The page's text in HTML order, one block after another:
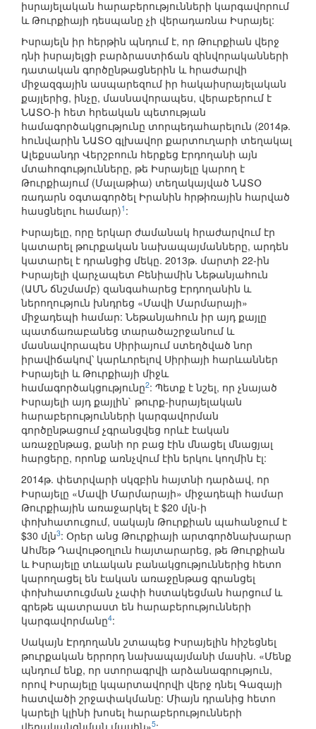
իսրայելական հարաբերությունների կարգավորում
և Թուրքիայի դեսպանը չի վերադառնա Իսրայել:
Իսրայելն իր հերթին պնդում է, որ Թուրքիան վերջ
դնի իսրայելցի բարձրաստիճան զինվորականների
դատական գործընթացներին և հրաժարվի
միջազգային ասպարեզում իր հակաիսրայելական
քայլերից, ինչը, մասնավորապես, վերաբերում է
ՆԱՏՕ-ի հետ հրեական պետության
համագործակցությունը տորպեդահարելուն (2014թ.
հունվարին ՆԱՏՕ գլխավոր քարտուղարի տեղակալ
Ալեքսանդր Վերշբոուն հերքեց Էրդողանի այն
մտահոգությունները, թե Իսրայելը կարող է
Թուրքիայում (Մալաթիա) տեղակայված ՆԱՏՕ
ռադարն օգտագործել Իրանին հրթիռային հարված
հասցնելու համար)1 :
Իսրայելը, որը երկար ժամանակ հրաժարվում էր
կատարել թուրքական նախապայմանները, արդեն
կատարել է դրանցից մեկը. 2013թ. մարտի 22-ին
Իսրայելի վարչապետ Բենիամին Նեթանյահուն
(ԱՄՆ ճնշմամբ) զանգահարեց Էրդողանին և
ներողություն խնդրեց «Մավի Մարմարայի»
միջադեպի համար: Նեթանյահուն իր այդ քայլը
պատճառաբանեց տարածաշրջանում և
մասնավորապես Սիրիայում ստեղծված նոր
իրավիճակով՝ կարևորելով Սիրիայի հարևաններ
Իսրայելի և Թուրքիայի միջև
համագործակցությունը2: Պետք է նշել, որ չնայած
Իսրայելի այդ քայլին` թուրք-իսրայելական
հարաբերությունների կարգավորման
գործընթացում չգրանցվեց որևէ էական
առաջընթաց, քանի որ բաց էին մնացել մնացյալ
հարցերը, որոնք առնչվում էին երկու կողմին էլ:
2014թ. փետրվարի սկզբին հայտնի դարձավ, որ
Իսրայելը «Մավի Մարմարայի» միջադեպի համար
Թուրքիային առաջարկել է $20 մլն-ի
փոխհատուցում, սակայն Թուրքիան պահանջում է
$30 մլն3: Օրեր անց Թուրքիայի արտգործնախարար
Ահմեթ Դավութօղլուն հայտարարեց, թե Թուրքիան
և Իսրայելը տևական բանակցություններից հետո
կարողացել են էական առաջընթաց գրանցել
փոխհատուցման չափի հստակեցման հարցում և
գրեթե պատրաստ են հարաբերությունների
կարգավորմանը4:
Սակայն Էրդողանն շտապեց Իսրայելին հիշեցնել
թուրքական երրորդ նախապայմանի մասին. «Մենք
պնդում ենք, որ ստորագրվի արձանագրություն,
որով Իսրայելը կպարտավորվի վերջ դնել Գազայի
հատվածի շրջափակմանը: Միայն դրանից հետո
կարելի կլինի խոսել հարաբերությունների
5